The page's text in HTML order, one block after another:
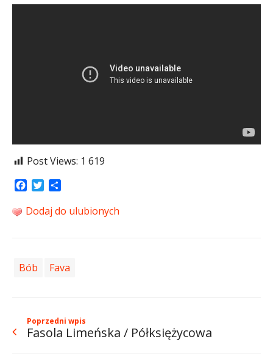
Post Views: 1 619
Facebook
Twitter
Dodaj do ulubionych
Bób Fava
Poprzedni wpis
Fasola Limeńska / Półksiężycowa